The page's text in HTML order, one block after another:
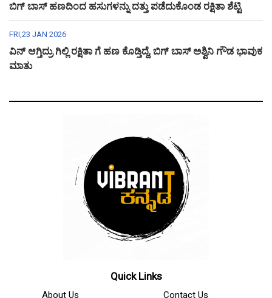
ಬಿಗ್ ಬಾಸ್ ಹಣದಿಂದ ಹಸುಗಳನ್ನು ದತ್ತು ಪಡೆದುಕೊಂಡ ರಕ್ಷಿತಾ ಶೆಟ್ಟಿ
FRI,23 JAN 2026
ವಿನ್ ಆಗ್ತಿದ್ರು ಗಿಲ್ಲಿ ರಕ್ಷಿತಾ ಗೆ ಹಣ ಕೊಡ್ತಿದ್ದೆ, ಬಿಗ್ ಬಾಸ್ ಅಶ್ವಿನಿ ಗೌಡ ಭಾವುಕ
ಮಾತು
Quick Links
About Us Contact Us